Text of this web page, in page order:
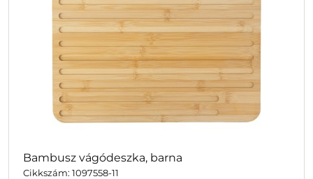
Bambusz vágódeszka, barna
Cikkszám: 1097558-11